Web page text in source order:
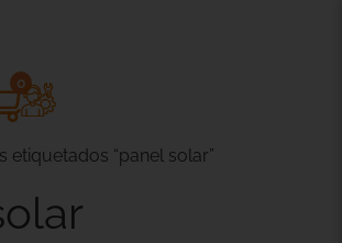
0
“panel solar”